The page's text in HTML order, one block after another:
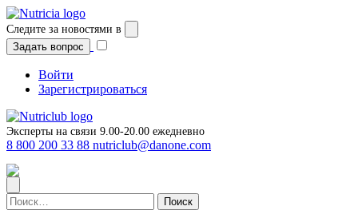
Перейти
к
содержимому
Следите за новостями в
Задать вопрос
Войти
Зарегистрироваться
Эксперты на связи 9.00-20.00 ежедневно
8 800 200 33 88 nutriclub@danone.com
Найти: